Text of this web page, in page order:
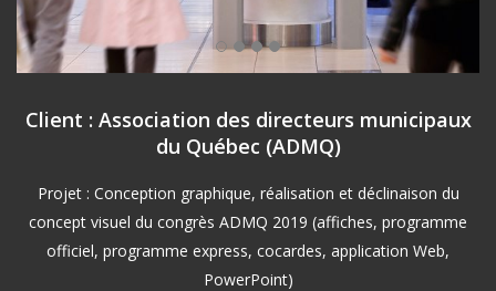
Client : Association des directeurs municipaux
du Québec (ADMQ)
Projet : Conception graphique, réalisation et déclinaison du
concept visuel du congrès ADMQ 2019 (affiches, programme
officiel, programme express, cocardes, application Web,
PowerPoint)